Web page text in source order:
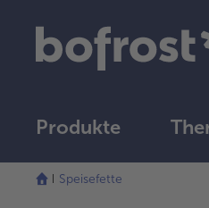
Produkte
Speisefette